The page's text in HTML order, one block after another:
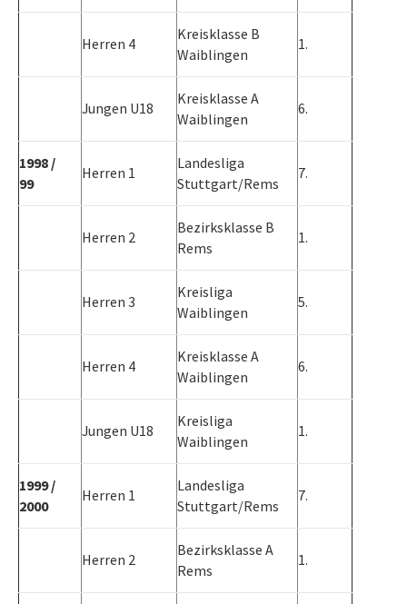
Herren 4
Kreisklasse B
Waiblingen
1.
Jungen U18
Kreisklasse A
Waiblingen
6.
1998 /
99
Herren 1
Landesliga
Stuttgart/Rems
7.
Herren 2
Bezirksklasse B
Rems
1.
Herren 3
Kreisliga
Waiblingen
5.
Herren 4
Kreisklasse A
Waiblingen
6.
Jungen U18
Kreisliga
Waiblingen
1.
1999 /
2000
Herren 1
Landesliga
Stuttgart/Rems
7.
Herren 2
Bezirksklasse A
Rems
1.